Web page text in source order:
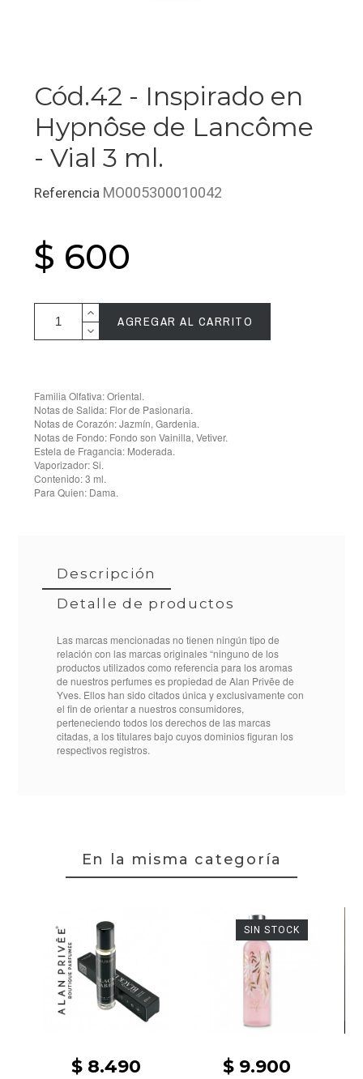
Cód.42 - Inspirado en
Hypnôse de Lancôme
- Vial 3 ml.
Referencia MO005300010042
$ 600
AGREGAR AL CARRITO
Familia Olfativa: Oriental.
Notas de Salida: Flor de Pasionaria.
Notas de Corazón: Jazmín, Gardenia.
Notas de Fondo: Fondo son Vainilla, Vetiver.
Estela de Fragancia: Moderada.
Vaporizador: Si.
Contenido: 3 ml.
Para Quien: Dama.
Descripción
Detalle de productos
Las marcas mencionadas no tienen ningún tipo de
relación con las marcas originales “ninguno de los
productos utilizados como referencia para los aromas
de nuestros perfumes es propiedad de Alan Privēe de
Yves. Ellos han sido citados única y exclusivamente con
el fin de orientar a nuestros consumidores,
perteneciendo todos los derechos de las marcas
citadas, a los titulares bajo cuyos dominios figuran los
respectivos registros.
ReferenciaMO005300010042
En la misma categoría
$ 8.490 $ 9.900
SIN STOCK